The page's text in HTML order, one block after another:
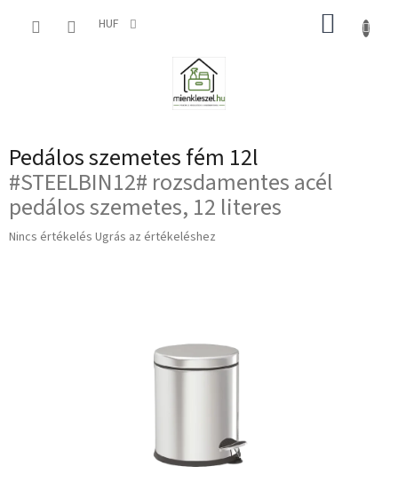
HUF KOSÁR
Pedálos szemetes fém 12l
#STEELBIN12# rozsdamentes acél
pedálos szemetes, 12 literes
A
Nincs értékelés Ugrás az értékeléshez